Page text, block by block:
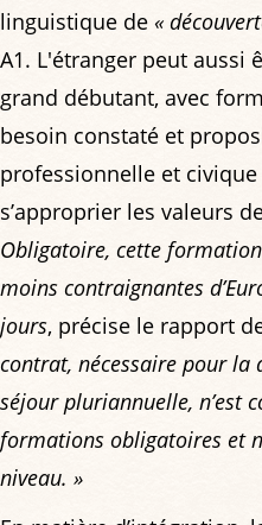
linguistique de «
A1. L'étranger peut aussi
grand débutant, avec
besoin constaté et
professionnelle et
s’approprier les valeurs
Obligatoire, cette
moins contraignantes
jours, précise le rapport
contrat, nécessaire pour la
séjour pluriannuelle, n’est
formations obligatoires et
niveau. »